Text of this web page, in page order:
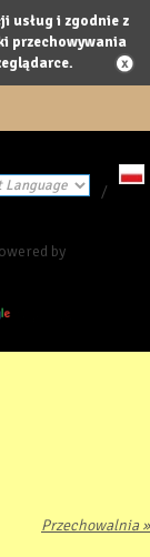
usług i zgodnie z
przechowywania
by
/
Przechowalnia »